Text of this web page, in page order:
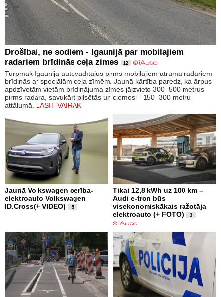
Drošībai, ne sodiem - Igaunijā par mobilajiem
radariem brīdinās ceļa zimes
12
Turpmāk Igaunijā autovadītājus pirms mobilajiem ātruma radariem
brīdinās ar speciālām ceļa zīmēm. Jaunā kārtība paredz, ka ārpus
apdzīvotām vietām brīdinājuma zīmes jāizvieto 300–500 metrus
pirms radara, savukārt pilsētās un ciemos – 150–300 metru
attālumā. LASĪT VAIRĀK
Jaunā Volkswagen cerība-
elektroauto Volkswagen
ID.Cross(+ VIDEO)
5
Tikai 12,8 kWh uz 100 km –
Audi e-tron būs
visekonomiskākais ražotāja
elektroauto (+ FOTO)
3